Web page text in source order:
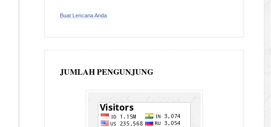
Buat Lencana Anda
JUMLAH PENGUNJUNG